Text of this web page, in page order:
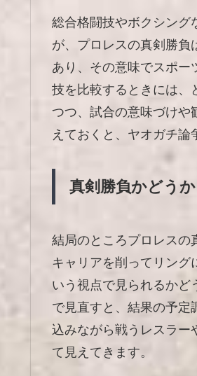
総合格闘技やボクシング
が、プロレスの真剣勝負
あり、その意味でスポー
技を比較するときには、
つつ、試合の意味づけや
えておくと、ヤオガチ論
真剣勝負かどう
結局のところプロレスの
キャリアを削ってリング
いう視点で見られるかど
で見直すと、結果の予定
込みながら戦うレスラー
て見えてきます。